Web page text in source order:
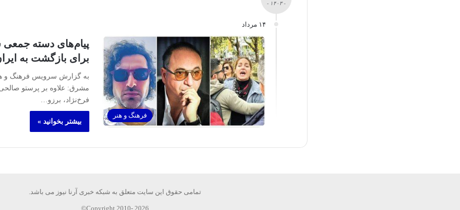
- ۱۴۰۳ -
۱۴ مرداد
فرهنگ و هنر
پیام‌های دسته جمعی
برای بازگشت به
به گزارش سرویس فرهنگ و
مشرق: علاوه بر پرستو
فرخ‌نژاد، برزو…
بیشتر بخوانید »
تمامی حقوق این سایت متعلق به شبکه خبری آرنا نیوز می باشد.
Copyright 2010- 2026©